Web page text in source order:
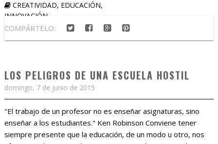
CREATIVIDAD, EDUCACIÓN,
INNOVACIÓN
COMPÁRTELO:
LOS PELIGROS DE UNA ESCUELA HOSTIL
domingo, 7 de junio de 2015
"El trabajo de un profesor no es enseñar asignaturas, sino
enseñar a los estudiantes." Ken Robinson Conviene tener
siempre presente que la educación, de un modo u otro, nos